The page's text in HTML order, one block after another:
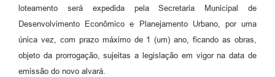
loteamento será expedida pela Secretaria Municipal de
Desenvolvimento Econômico e Planejamento Urbano, por uma
única vez, com prazo máximo de 1 (um) ano, ficando as obras,
objeto da prorrogação, sujeitas a legislação em vigor na data de
emissão do novo alvará.